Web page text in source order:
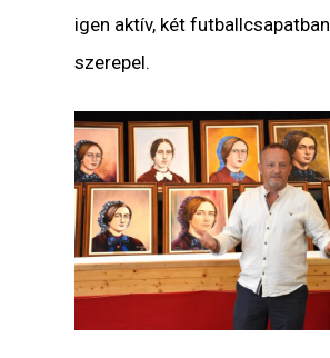
igen aktív, két futballcsapatban
szerepel.